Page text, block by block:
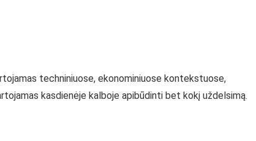
techniniuose, ekonominiuose kontekstuose,
kasdienėje kalboje apibūdinti bet kokį uždelsimą.